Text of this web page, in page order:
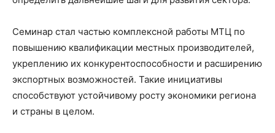
Семинар стал частью комплексной работы МТЦ по
повышению квалификации местных производителей,
укреплению их конкурентоспособности и расширению
экспортных возможностей. Такие инициативы
способствуют устойчивому росту экономики региона
и страны в целом.